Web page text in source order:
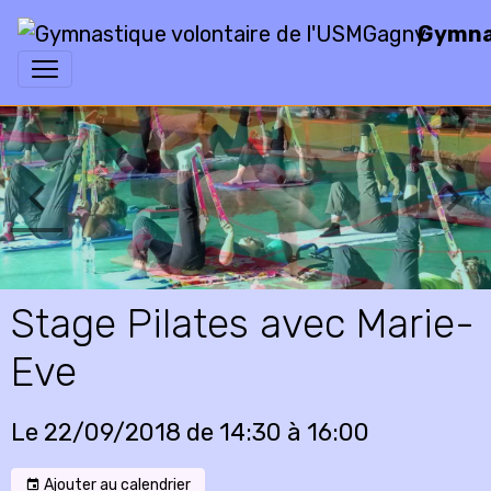
Stage Pilates avec Marie-
Eve
Le 22/09/2018 de 14:30 à 16:00
Ajouter au calendrier